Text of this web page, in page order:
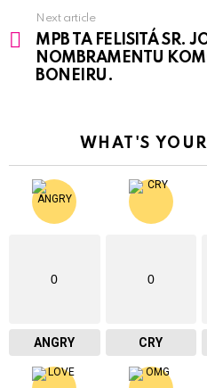
Next article
MPB TA FELISITÁ SR.
NOMBRAMENTU
BONEIRU.
WHAT'S
0
ANGRY
0
CRY